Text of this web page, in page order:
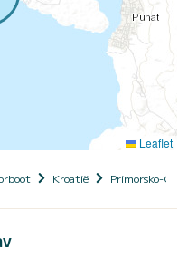
Leaflet
Kroatië Primorsko-